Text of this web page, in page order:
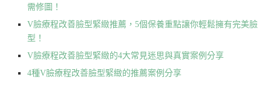
需修圖！
V臉療程改善臉型緊緻推薦，5個保養重點讓你輕鬆擁有完美臉
型！
V臉療程改善臉型緊緻的4大常見迷思與真實案例分享
4種V臉療程改善臉型緊緻的推薦案例分享